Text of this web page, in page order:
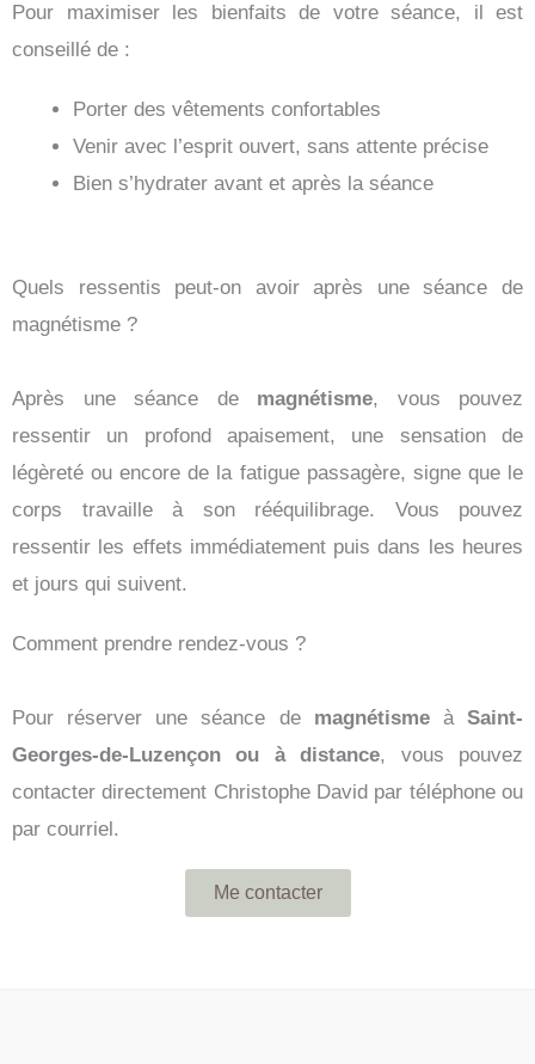
Pour maximiser les bienfaits de votre séance, il est
conseillé de :
Porter des vêtements confortables
Venir avec l’esprit ouvert, sans attente précise
Bien s’hydrater avant et après la séance
Quels ressentis peut-on avoir après une séance de
magnétisme ?
Après une séance de magnétisme, vous pouvez
ressentir un profond apaisement, une sensation de
légèreté ou encore de la fatigue passagère, signe que le
corps travaille à son rééquilibrage. Vous pouvez
ressentir les effets immédiatement puis dans les heures
et jours qui suivent.
Comment prendre rendez-vous ?
Pour réserver une séance de magnétismeàSaint-
Georges-de-Luzençon ou à distance, vous pouvez
contacter directement Christophe David par téléphone ou
par courriel.
Me contacter